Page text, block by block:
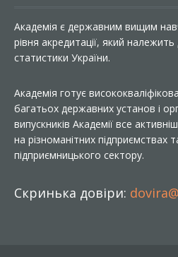
Академія є державним вищим
рівня акредитації, який
статистики України.
Академія готує
багатьох державних установ і
випускників Академії все
на різноманітних підприємствах
підприємницького сектору.
Скринька довіри: